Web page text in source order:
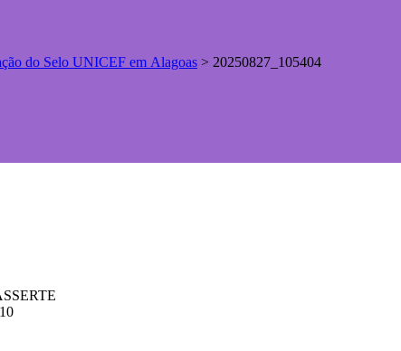
do Selo UNICEF em Alagoas > 20250827_105404